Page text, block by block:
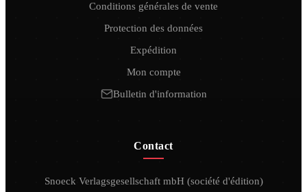
Conditions générales de vente
Protection des données
Expédition
Mon compte
Bulletin d'information
Contact
Snoeck Verlagsgesellschaft mbH (société d'édition)